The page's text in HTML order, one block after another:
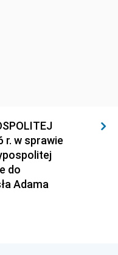
r. w sprawie
do
Adama